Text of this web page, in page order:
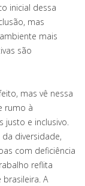
inicial dessa
mas
mais
são
mas vê nessa
rumo à
justo e inclusivo.
diversidade,
com deficiência
reflita
A